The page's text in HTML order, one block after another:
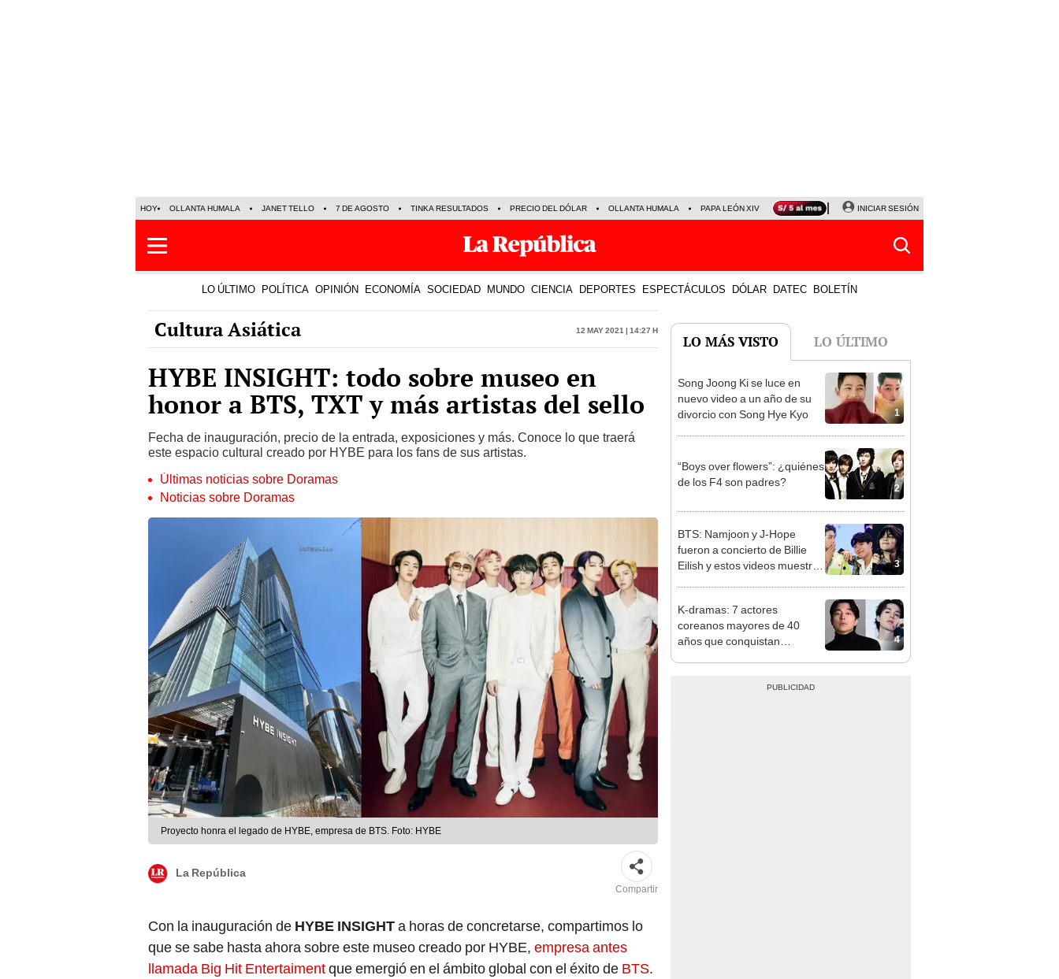
HOY OLLANTA HUMALA JANET TELLO 7 DE AGOSTO TINKA RESULTADOS PRECIO DEL DÓLAR OLLANTA HUMALA PAPA LEÓN XIV NALDY SALDAÑA LA BELLA LUZ
INICIAR SESIÓN
LO ÚLTIMO POLÍTICA OPINIÓN ECONOMÍA SOCIEDAD MUNDO CIENCIA DEPORTES ESPECTÁCULOS DÓLAR DATEC BOLETÍN
Cultura Asiática 12 May 2021 | 14:27 h
HYBE INSIGHT: todo sobre museo en
honor a BTS, TXT y más artistas del sello
Fecha de inauguración, precio de la entrada, exposiciones y más. Conoce lo que traerá
este espacio cultural creado por HYBE para los fans de sus artistas.
Últimas noticias sobre Doramas
Noticias sobre Doramas
Proyecto honra el legado de HYBE, empresa de BTS. Foto: HYBE
La República
Compartir
Con la inauguración de HYBE INSIGHTa horas de concretarse, compartimos lo
que se sabe hasta ahora sobre este museo creado por HYBE, empresa antes
llamada Big Hit Entertaimentque emergió en el ámbito global con el éxito de BTS.
LO MÁS VISTO LO ÚLTIMO
1
Song Joong Ki se luce en
nuevo video a un año de su
divorcio con Song Hye Kyo
2
“Boys over flowers”: ¿quiénes
de los F4 son padres?
3
BTS: Namjoon y J-Hope
fueron a concierto de Billie
Eilish y estos videos muestran
4
K-dramas: 7 actores
coreanos mayores de 40
años que conquistan